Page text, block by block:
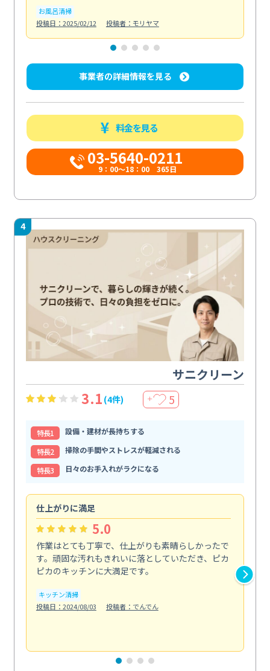
お風呂清掃
投稿日：2025/02/12
投稿者：モリヤマ
事業者の詳細情報を見る
料金を見る
03-5640-0211
9：00～18：00 365日
4
サニクリーン
3.1 (4件) ＋ 5
特⻑1
設備・建材が長持ちする
特⻑2
掃除の手間やストレスが軽減される
特⻑3
日々のお手入れがラクになる
仕上がりに満足
5.0
作業はとても丁寧で、仕上がりも素晴らしかったで
す。頑固な汚れもきれいに落としていただき、ピカ
ピカのキッチンに大満足です。
キッチン清掃
投稿日：2024/08/03
投稿者：でんでん